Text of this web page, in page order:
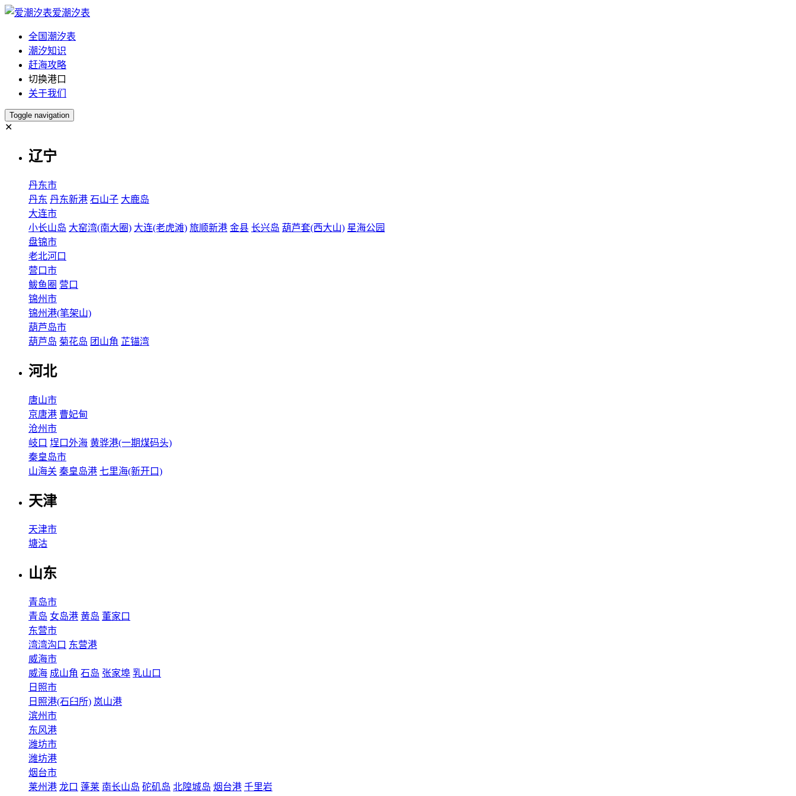
爱潮汐表
全国潮汐表
潮汐知识
赶海攻略
切换港口
关于我们
Toggle navigation
✕
辽宁
丹东市
丹东 丹东新港 石山子 大鹿岛
大连市
小长山岛 大窑湾(南大圈) 大连(老虎滩) 旅顺新港 金县 长兴岛 葫芦套(西大山) 星海公园
盘锦市
老北河口
营口市
鲅鱼圈 营口
锦州市
锦州港(笔架山)
葫芦岛市
葫芦岛 菊花岛 团山角 芷锚湾
河北
唐山市
京唐港 曹妃甸
沧州市
岐口 埕口外海 黄骅港(一期煤码头)
秦皇岛市
山海关 秦皇岛港 七里海(新开口)
天津
天津市
塘沽
山东
青岛市
青岛 女岛港 黄岛 董家口
东营市
湾湾沟口 东营港
威海市
威海 成山角 石岛 张家埠 乳山口
日照市
日照港(石臼所) 岚山港
滨州市
东风港
潍坊市
潍坊港
烟台市
莱州港 龙口 蓬莱 南长山岛 砣矶岛 北隍城岛 烟台港 千里岩